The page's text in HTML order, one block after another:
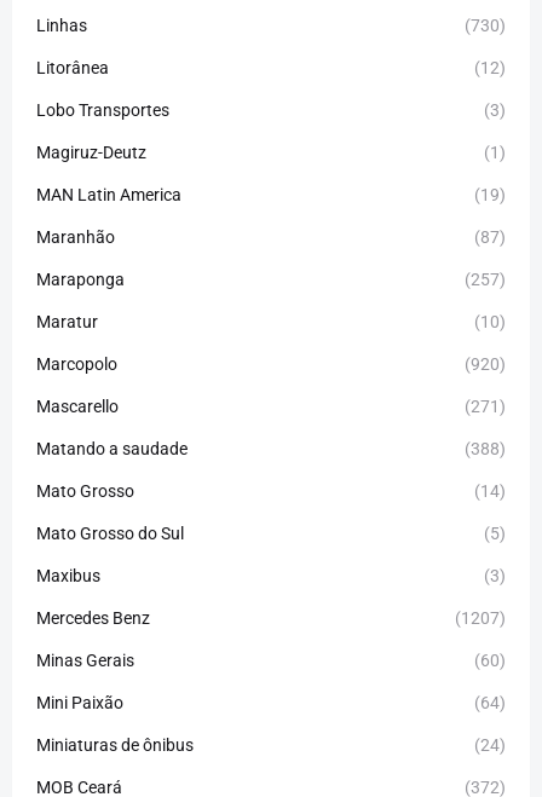
Linhas (730)
Litorânea (12)
Lobo Transportes (3)
Magiruz-Deutz (1)
MAN Latin America (19)
Maranhão (87)
Maraponga (257)
Maratur (10)
Marcopolo (920)
Mascarello (271)
Matando a saudade (388)
Mato Grosso (14)
Mato Grosso do Sul (5)
Maxibus (3)
Mercedes Benz (1207)
Minas Gerais (60)
Mini Paixão (64)
Miniaturas de ônibus (24)
MOB Ceará (372)